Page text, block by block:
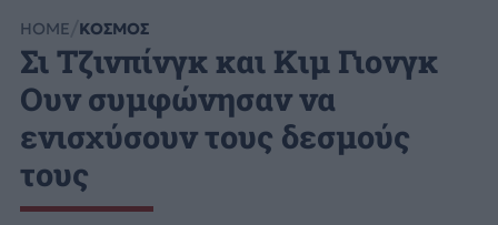
HOME ΚΟΣΜΟΣ
Σι Τζινπίνγκ και Κιμ Γιονγκ
Ουν συμφώνησαν να
ενισχύσουν τους δεσμούς
τους